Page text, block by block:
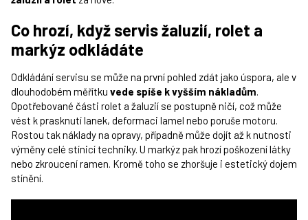
Co hrozí, když servis žaluzií, rolet a
markýz odkládáte
Odkládání servisu se může na první pohled zdát jako úspora, ale v
dlouhodobém měřítku vede spíše k vyšším nákladům.
Opotřebované části rolet a žaluzií se postupně ničí, což může
vést k prasknutí lanek, deformaci lamel nebo poruše motoru.
Rostou tak náklady na opravy, případně může dojít až k nutnosti
výměny celé stínicí techniky. U markýz pak hrozí poškození látky
nebo zkroucení ramen. Kromě toho se zhoršuje i estetický dojem
stínění.